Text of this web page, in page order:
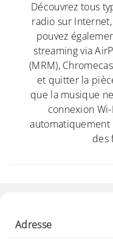
Découvrez tous
radio sur
pouvez
streaming via
(MRM),
et quitter la
que la musique
connexion
automatiquement
des
Adresse